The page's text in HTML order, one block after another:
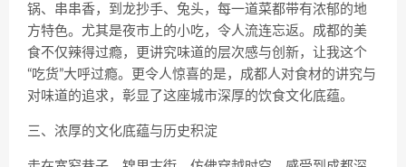
锅、串串香，到龙抄手、兔头，每一道菜都带有浓郁的地
方特色。尤其是夜市上的小吃，令人流连忘返。成都的美
食不仅辣得过瘾，更讲究味道的层次感与创新，让我这个
“吃货”大呼过瘾。更令人惊喜的是，成都人对食材的讲究与
对味道的追求，彰显了这座城市深厚的饮食文化底蕴。
三、浓厚的文化底蕴与历史积淀